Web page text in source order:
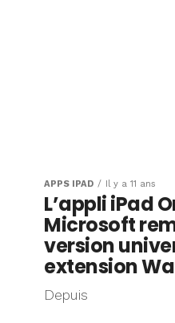
APPS IPAD Il y a 11 ans
L’appli iPad
Microsoft
version
extension
Depuis